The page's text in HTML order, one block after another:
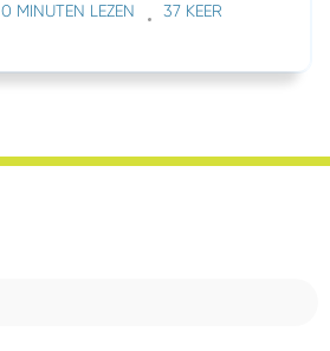
0 MINUTEN LEZEN
37 KEER